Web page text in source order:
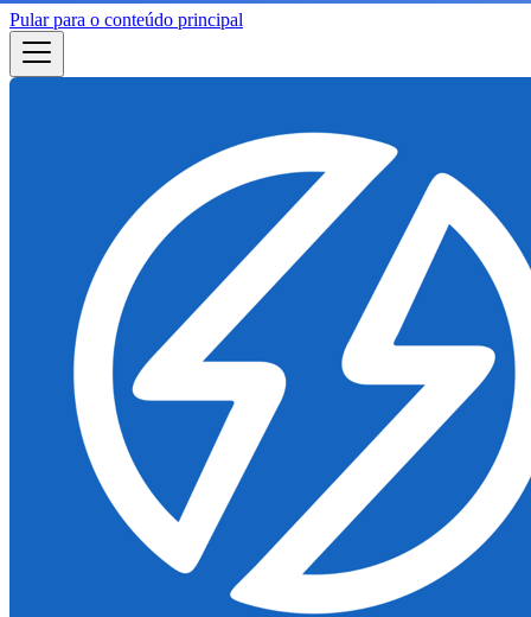
Pular para o conteúdo principal